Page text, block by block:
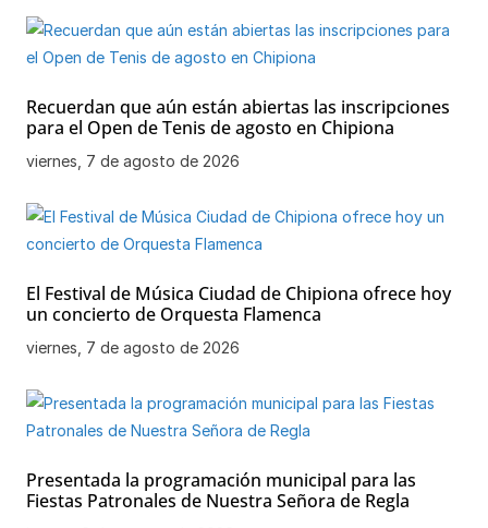
Recuerdan que aún están abiertas las inscripciones
para el Open de Tenis de agosto en Chipiona
viernes, 7 de agosto de 2026
El Festival de Música Ciudad de Chipiona ofrece hoy
un concierto de Orquesta Flamenca
viernes, 7 de agosto de 2026
Presentada la programación municipal para las
Fiestas Patronales de Nuestra Señora de Regla